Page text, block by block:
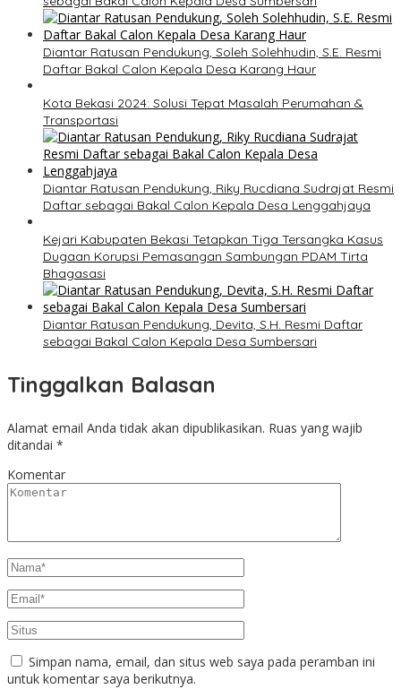
Diantar Ratusan Pendukung, Soleh Solehhudin, S.E. Resmi
Daftar Bakal Calon Kepala Desa Karang Haur
Kota Bekasi 2024: Solusi Tepat Masalah Perumahan &
Transportasi
Diantar Ratusan Pendukung, Riky Rucdiana Sudrajat Resmi
Daftar sebagai Bakal Calon Kepala Desa Lenggahjaya
Kejari Kabupaten Bekasi Tetapkan Tiga Tersangka Kasus
Dugaan Korupsi Pemasangan Sambungan PDAM Tirta
Bhagasasi
Diantar Ratusan Pendukung, Devita, S.H. Resmi Daftar
sebagai Bakal Calon Kepala Desa Sumbersari
Tinggalkan Balasan
Alamat email Anda tidak akan dipublikasikan. Ruas yang wajib
ditandai *
Komentar
Simpan nama, email, dan situs web saya pada peramban ini
untuk komentar saya berikutnya.